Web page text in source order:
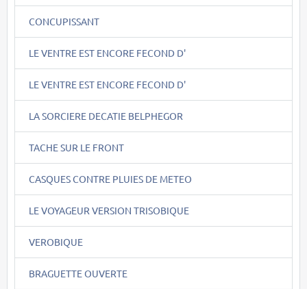
CONCUPISSANT
LE VENTRE EST ENCORE FECOND D'
LE VENTRE EST ENCORE FECOND D'
LA SORCIERE DECATIE BELPHEGOR
TACHE SUR LE FRONT
CASQUES CONTRE PLUIES DE METEO
LE VOYAGEUR VERSION TRISOBIQUE
VEROBIQUE
BRAGUETTE OUVERTE